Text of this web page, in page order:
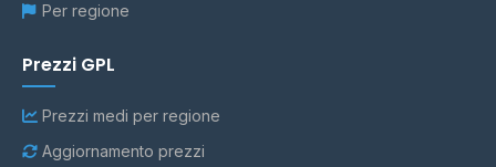
Per regione
Prezzi GPL
Prezzi medi per regione
Aggiornamento prezzi